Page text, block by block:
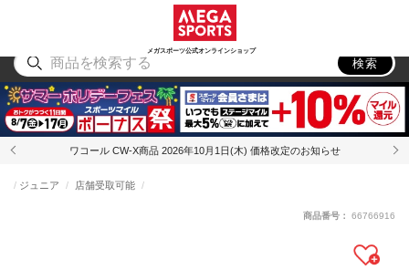
メガスポーツ公式オンラインショップ
アウトドア
検索
ワコール CW-X商品 2026年10月1日(木) 価格改定のお知らせ
ジュニア 店舗受取可能
商品番号： 66766916